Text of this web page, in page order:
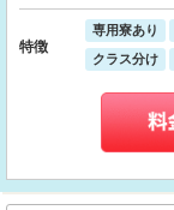
特徴
専用寮あり
クラス分け